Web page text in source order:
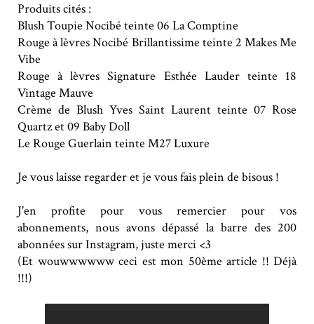
Produits cités :
Blush Toupie Nocibé teinte 06 La Comptine
Rouge à lèvres Nocibé Brillantissime teinte 2 Makes Me
Vibe
Rouge à lèvres Signature Esthée Lauder teinte 18
Vintage Mauve
Crème de Blush Yves Saint Laurent teinte 07 Rose
Quartz et 09 Baby Doll
Le Rouge Guerlain teinte M27 Luxure
Je vous laisse regarder et je vous fais plein de bisous !
J'en profite pour vous remercier pour vos
abonnements, nous avons dépassé la barre des 200
abonnées sur Instagram, juste merci <3
(Et wouwwwwww ceci est mon 50ème article !! Déjà
!!!)